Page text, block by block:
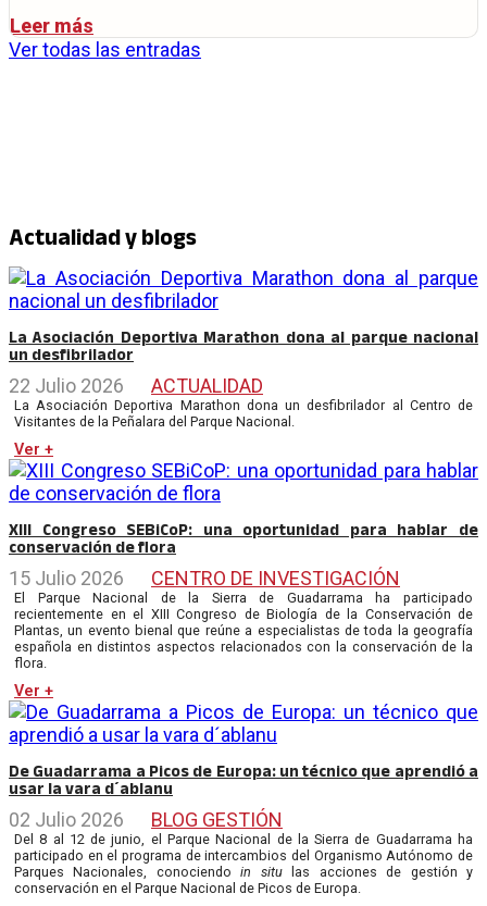
Leer más
Ver todas las entradas
Actualidad y blogs
La Asociación Deportiva Marathon dona al parque nacional
un desfibrilador
22 Julio 2026 ACTUALIDAD
La Asociación Deportiva Marathon dona un desfibrilador al Centro de
Visitantes de la Peñalara del Parque Nacional.
Ver +
XIII Congreso SEBiCoP: una oportunidad para hablar de
conservación de flora
15 Julio 2026 CENTRO DE INVESTIGACIÓN
El Parque Nacional de la Sierra de Guadarrama ha participado
recientemente en el XIII Congreso de Biología de la Conservación de
Plantas, un evento bienal que reúne a especialistas de toda la geografía
española en distintos aspectos relacionados con la conservación de la
flora.
Ver +
De Guadarrama a Picos de Europa: un técnico que aprendió a
usar la vara d´ablanu
02 Julio 2026 BLOG GESTIÓN
Del 8 al 12 de junio, el Parque Nacional de la Sierra de Guadarrama ha
participado en el programa de intercambios del Organismo Autónomo de
Parques Nacionales, conociendoin situlas acciones de gestión y
conservación en el Parque Nacional de Picos de Europa.